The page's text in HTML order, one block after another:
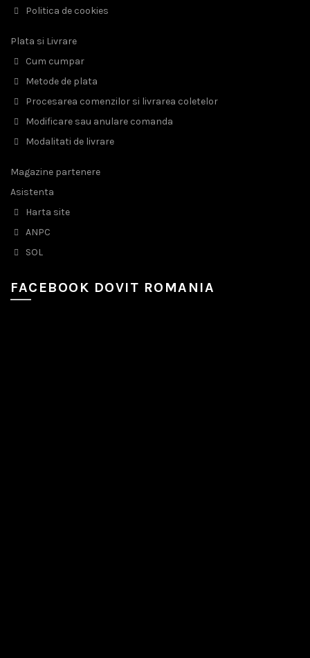
Politica de cookies
Plata si Livrare
Cum cumpar
Metode de plata
Procesarea comenzilor si livrarea coletelor
Modificare sau anulare comanda
Modalitati de livrare
Magazine partenere
Asistenta
Harta site
ANPC
SOL
FACEBOOK DOVIT ROMANIA